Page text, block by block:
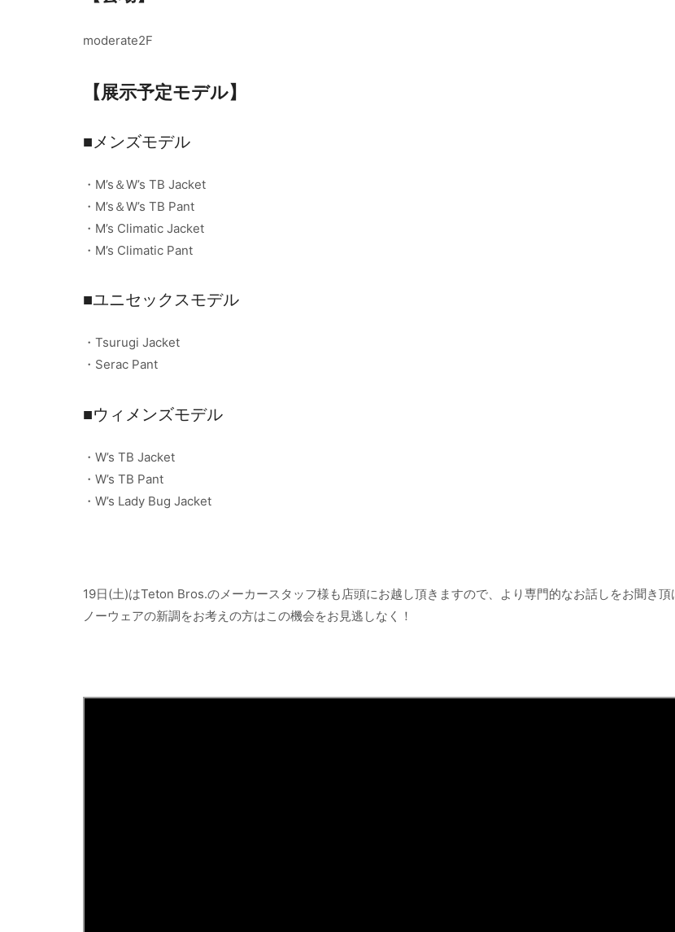
moderate2F
【展示予定モデル】
■メンズモデル
・M’s＆W’s TB Jacket
・M’s＆W’s TB Pant
・M’s Climatic Jacket
・M’s Climatic Pant
■ユニセックスモデル
・Tsurugi Jacket
・Serac Pant
■ウィメンズモデル
・W’s TB Jacket
・W’s TB Pant
・W’s Lady Bug Jacket
19日(土)はTeton Bros.のメーカースタッフ様も店頭にお越し頂きますので、より専門的なお話しをお聞き頂
ノーウェアの新調をお考えの方はこの機会をお見逃しなく！